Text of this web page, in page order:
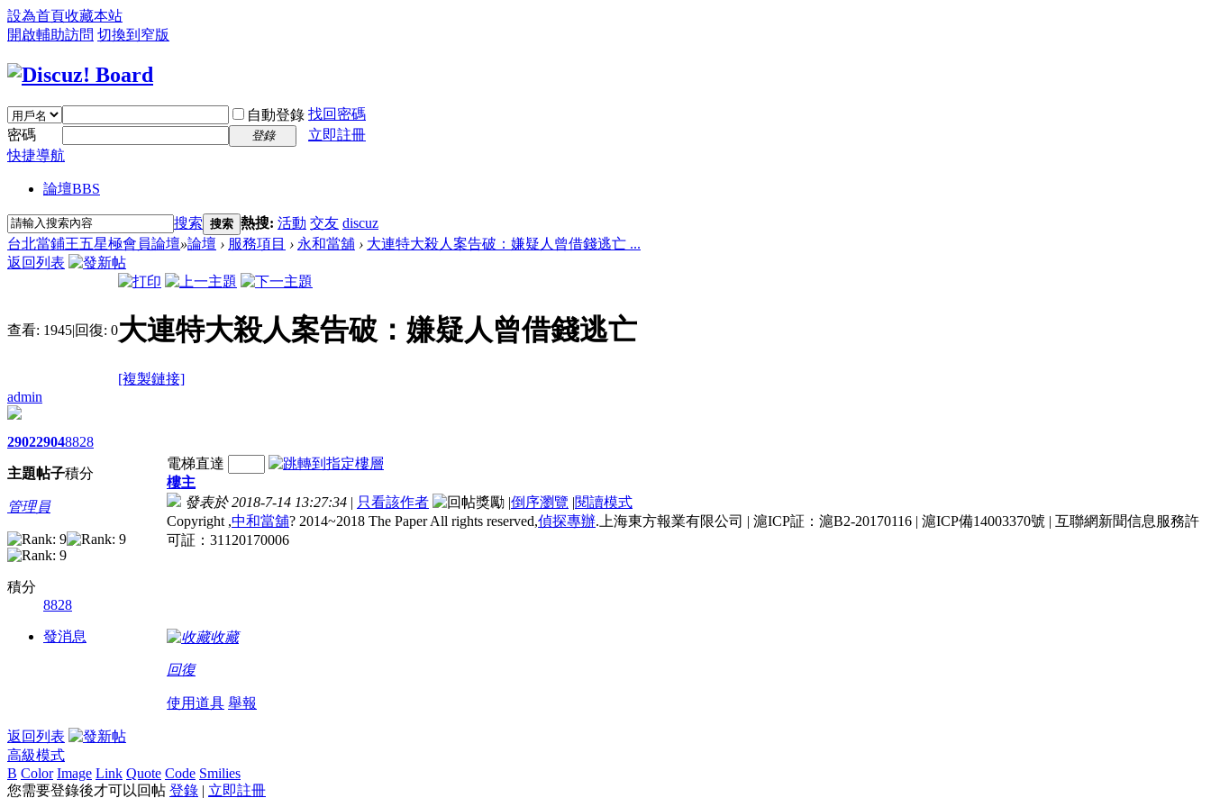
設為首頁收藏本站
開啟輔助訪問 切換到窄版
自動登錄 找回密碼
密碼
登錄
立即註冊
快捷導航
論壇BBS
搜索 搜索 熱搜: 活動 交友 discuz
台北當鋪王五星極會員論壇»論壇 › 服務項目 › 永和當舖 › 大連特大殺人案告破：嫌疑人曾借錢逃亡 ...
返回列表
查看: 1945|回復: 0大連特大殺人案告破：嫌疑人曾借錢逃亡
[複製鏈接]
admin
2902
主題
2904
帖子
8828
積分
管理員
積分
8828
發消息
電梯直達
樓主
發表於 2018-7-14 13:27:34 | 只看該作者 |倒序瀏覽 |閱讀模式
Copyright ,中和當舖? 2014~2018 The Paper All rights reserved,偵探專辦.上海東方報業有限公司 | 滬ICP証：滬B2-20170116 | 滬ICP備14003370號 | 互聯網新聞信息服務許
可証：31120170006
收藏
回復
使用道具 舉報
返回列表
高級模式
B Color Image Link Quote Code Smilies
您需要登錄後才可以回帖 登錄 | 立即註冊